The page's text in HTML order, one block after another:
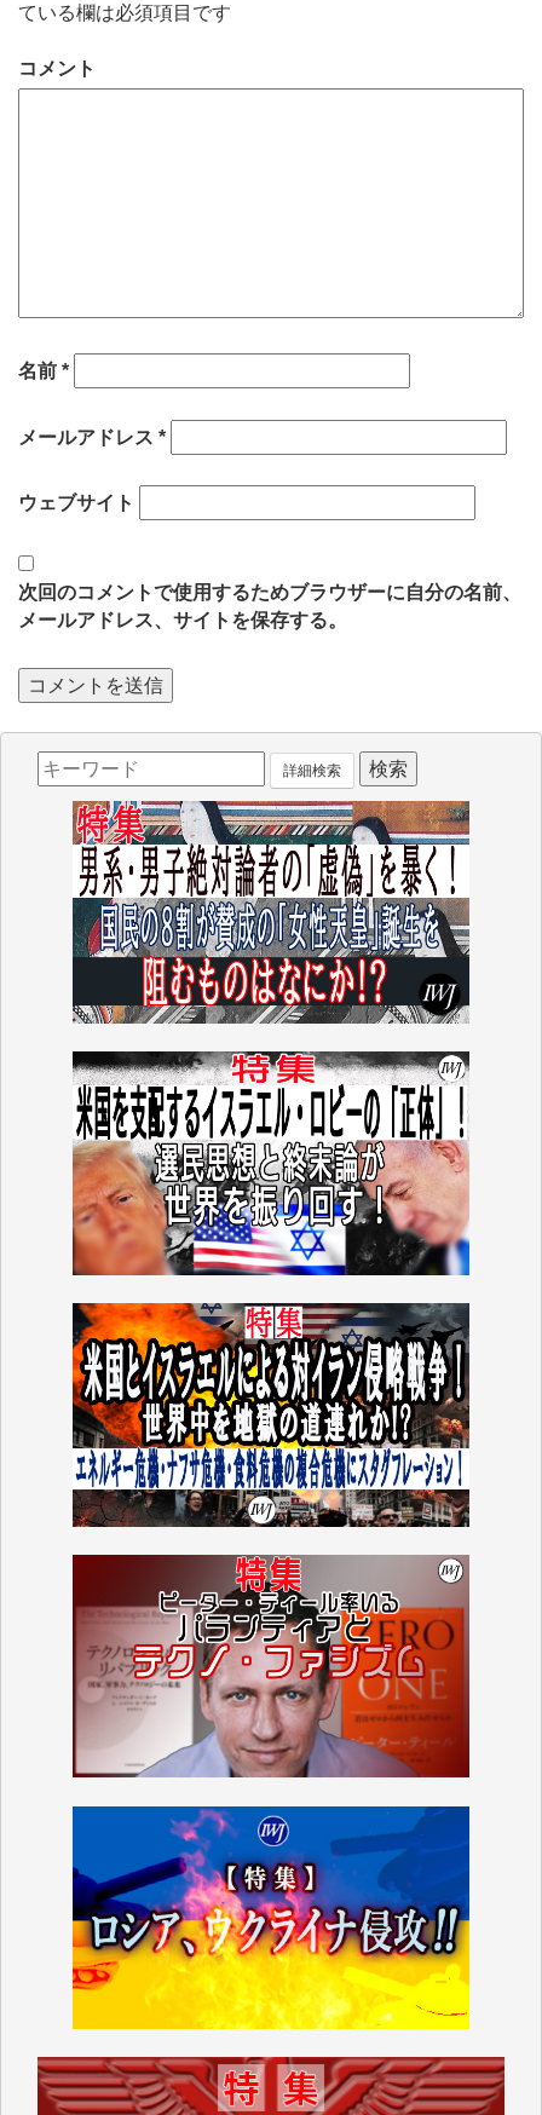
ている欄は必須項目です
コメント
名前 *
メールアドレス *
ウェブサイト
次回のコメントで使用するためブラウザーに自分の名前、
メールアドレス、サイトを保存する。
詳細検索